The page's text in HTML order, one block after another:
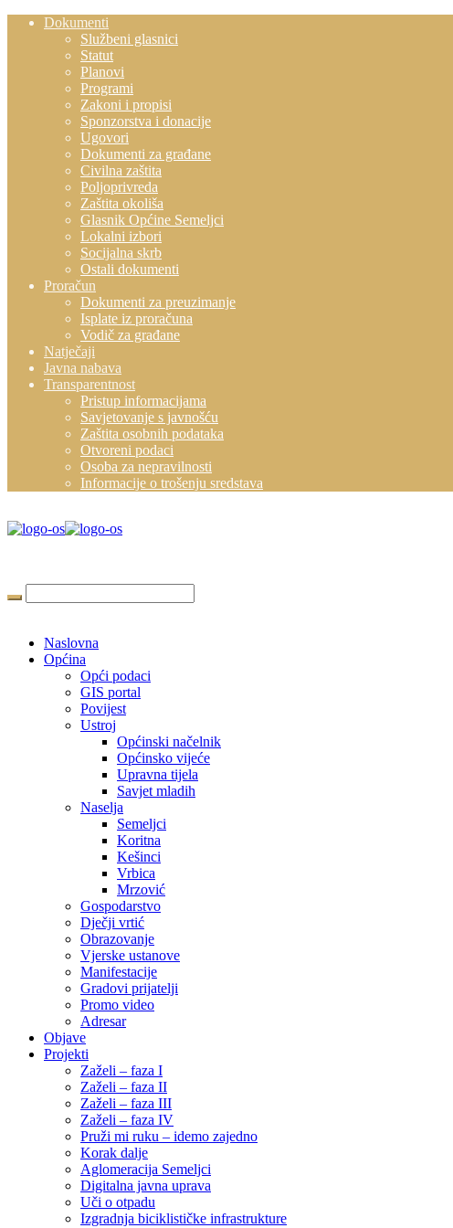
Dokumenti
Službeni glasnici
Statut
Planovi
Programi
Zakoni i propisi
Sponzorstva i donacije
Ugovori
Dokumenti za građane
Civilna zaštita
Poljoprivreda
Zaštita okoliša
Glasnik Općine Semeljci
Lokalni izbori
Socijalna skrb
Ostali dokumenti
Proračun
Dokumenti za preuzimanje
Isplate iz proračuna
Vodič za građane
Natječaji
Javna nabava
Transparentnost
Pristup informacijama
Savjetovanje s javnošću
Zaštita osobnih podataka
Otvoreni podaci
Osoba za nepravilnosti
Informacije o trošenju sredstava
Naslovna
Općina
Opći podaci
GIS portal
Povijest
Ustroj
Općinski načelnik
Općinsko vijeće
Upravna tijela
Savjet mladih
Naselja
Semeljci
Koritna
Kešinci
Vrbica
Mrzović
Gospodarstvo
Dječji vrtić
Obrazovanje
Vjerske ustanove
Manifestacije
Gradovi prijatelji
Promo video
Adresar
Objave
Projekti
Zaželi – faza I
Zaželi – faza II
Zaželi – faza III
Zaželi – faza IV
Pruži mi ruku – idemo zajedno
Korak dalje
Aglomeracija Semeljci
Digitalna javna uprava
Uči o otpadu
Izgradnja biciklističke infrastrukture